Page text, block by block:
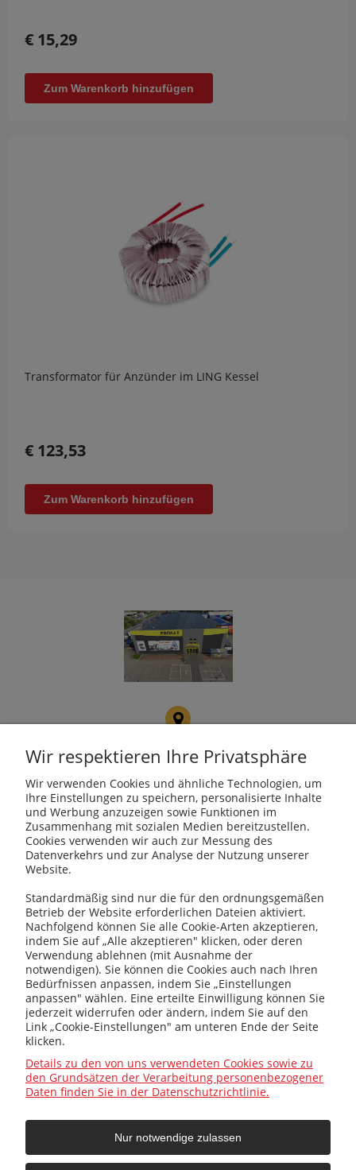
€ 15,29
Zum Warenkorb hinzufügen
Transformator für Anzünder im LING Kessel
€ 123,53
Zum Warenkorb hinzufügen
ul. Rudzka 107, 47-400
kotly@kotly.com.pl
+48 32 419 01 20
+48 32 415 31 65
Allgemein
Hilfe
Wir respektieren Ihre Privatsphäre
Wir verwenden Cookies und ähnliche Technologien, um
Ihre Einstellungen zu speichern, personalisierte Inhalte
und Werbung anzuzeigen sowie Funktionen im
Zusammenhang mit sozialen Medien bereitzustellen.
Cookies verwenden wir auch zur Messung des
Datenverkehrs und zur Analyse der Nutzung unserer
Website.
Standardmäßig sind nur die für den ordnungsgemäßen
Betrieb der Website erforderlichen Dateien aktiviert.
Nachfolgend können Sie alle Cookie-Arten akzeptieren,
indem Sie auf „Alle akzeptieren" klicken, oder deren
Verwendung ablehnen (mit Ausnahme der
notwendigen). Sie können die Cookies auch nach Ihren
Bedürfnissen anpassen, indem Sie „Einstellungen
anpassen" wählen. Eine erteilte Einwilligung können Sie
jederzeit widerrufen oder ändern, indem Sie auf den
Link „Cookie-Einstellungen" am unteren Ende der Seite
klicken.
Details zu den von uns verwendeten Cookies sowie zu
den Grundsätzen der Verarbeitung personenbezogener
Daten finden Sie in der Datenschutzrichtlinie.
Nur notwendige zulassen